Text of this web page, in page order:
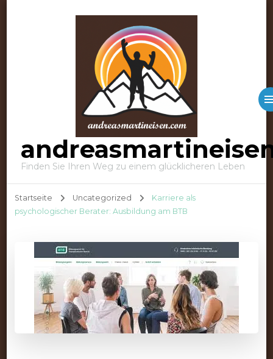
Finden Sie Ihren Weg zu einem glücklicheren Leben
Startseite Uncategorized
Karriere als
psychologischer Berater: Ausbildung am BTB